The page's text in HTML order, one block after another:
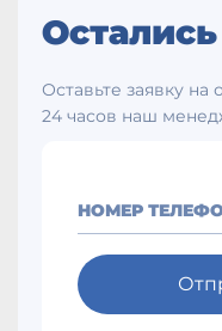
Оставьте заявку
24 часов наш
НОМЕР